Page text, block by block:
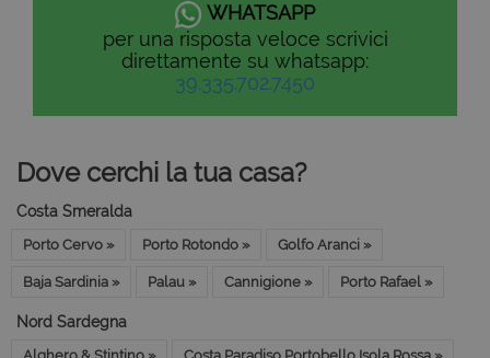
WHATSAPP
per una risposta veloce scrivici
direttamente su whatsapp:
39.335.702.7450
Dove cerchi la tua casa?
Costa Smeralda
Porto Cervo » Porto Rotondo » Golfo Aranci »
Baja Sardinia » Palau » Cannigione » Porto Rafael »
Nord Sardegna